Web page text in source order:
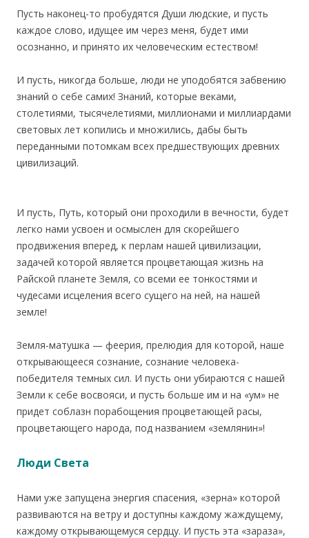
Пусть наконец-то пробудятся Души людские, и пусть
каждое слово, идущее им через меня, будет ими
осознанно, и принято их человеческим естеством!
И пусть, никогда больше, люди не уподобятся забвению
знаний о себе самих! Знаний, которые веками,
столетиями, тысячелетиями, миллионами и миллиардами
световых лет копились и множились, дабы быть
переданными потомкам всех предшествующих древних
цивилизаций.
И пусть, Путь, который они проходили в вечности, будет
легко нами усвоен и осмыслен для скорейшего
продвижения вперед, к перлам нашей цивилизации,
задачей которой является процветающая жизнь на
Райской планете Земля, со всеми ее тонкостями и
чудесами исцеления всего сущего на ней, на нашей
земле!
Земля-матушка — феерия, прелюдия для которой, наше
открывающееся сознание, сознание человека-
победителя темных сил. И пусть они убираются с нашей
Земли к себе восвояси, и пусть больше им и на «ум» не
придет соблазн порабощения процветающей расы,
процветающего народа, под названием «землянин»!
Люди Света
Нами уже запущена энергия спасения, «зерна» которой
развиваются на ветру и доступны каждому жаждущему,
каждому открывающемуся сердцу. И пусть эта «зараза»,